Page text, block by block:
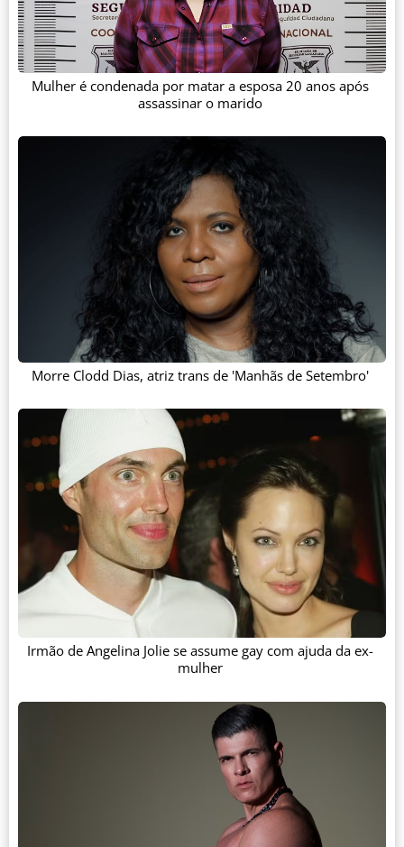
Mulher é condenada por matar a esposa 20 anos após
assassinar o marido
Morre Clodd Dias, atriz trans de 'Manhãs de Setembro'
Irmão de Angelina Jolie se assume gay com ajuda da ex-
mulher